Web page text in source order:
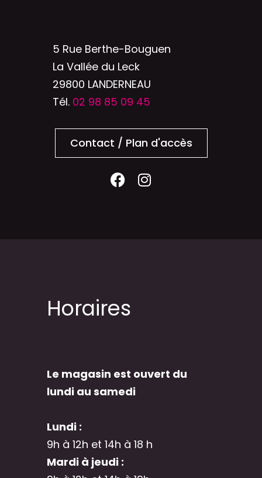
5 Rue Berthe-Bouguen
La Vallée du Leck
29800 LANDERNEAU
Tél. 02 98 85 09 45
Contact / Plan d'accès
Horaires
Le magasin est ouvert du
lundi au samedi
Lundi :
9h à 12h et 14h à 18 h
Mardi à jeudi :